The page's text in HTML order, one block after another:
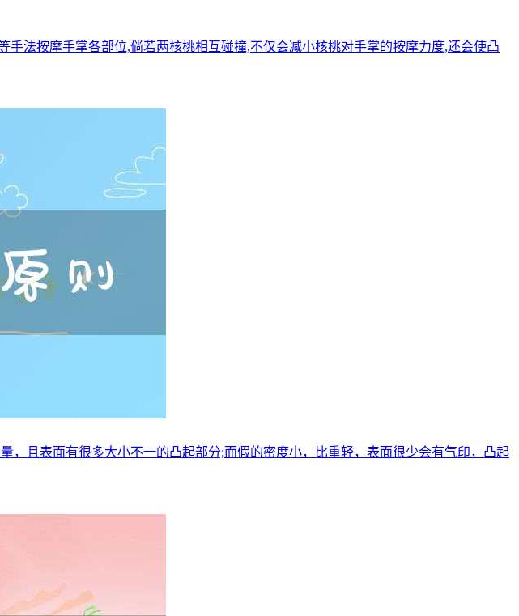
法按摩手掌各部位,倘若两核桃相互碰撞,不仅会减小核桃对手掌的按摩力度,还会使凸
，且表面有很多大小不一的凸起部分;而假的密度小，比重轻，表面很少会有气印，凸起